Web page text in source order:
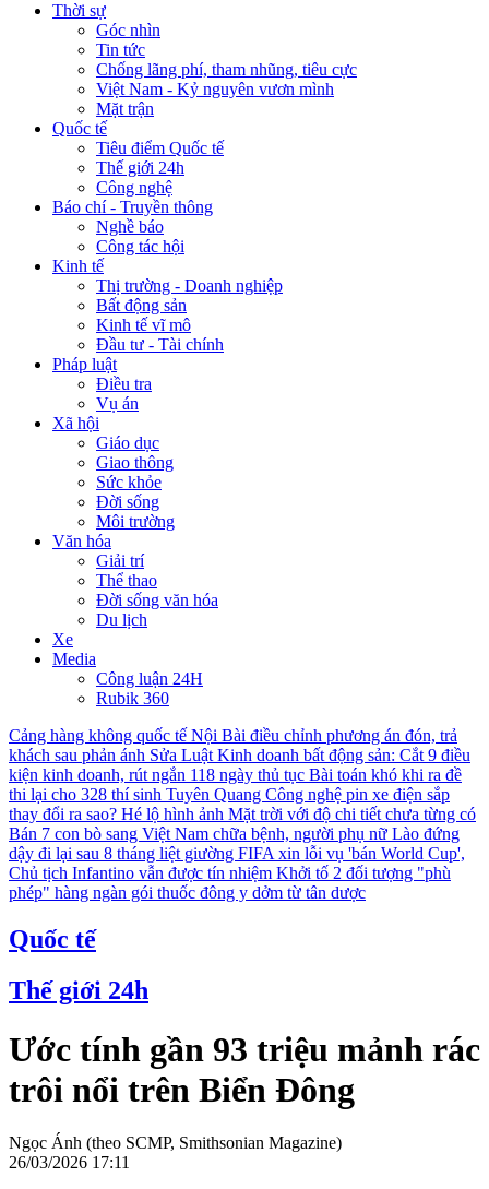
Thời sự
Góc nhìn
Tin tức
Chống lãng phí, tham nhũng, tiêu cực
Việt Nam - Kỷ nguyên vươn mình
Mặt trận
Quốc tế
Tiêu điểm Quốc tế
Thế giới 24h
Công nghệ
Báo chí - Truyền thông
Nghề báo
Công tác hội
Kinh tế
Thị trường - Doanh nghiệp
Bất động sản
Kinh tế vĩ mô
Đầu tư - Tài chính
Pháp luật
Điều tra
Vụ án
Xã hội
Giáo dục
Giao thông
Sức khỏe
Đời sống
Môi trường
Văn hóa
Giải trí
Thể thao
Đời sống văn hóa
Du lịch
Xe
Media
Công luận 24H
Rubik 360
Cảng hàng không quốc tế Nội Bài điều chỉnh phương án đón, trả
khách sau phản ánh Sửa Luật Kinh doanh bất động sản: Cắt 9 điều
kiện kinh doanh, rút ngắn 118 ngày thủ tục Bài toán khó khi ra đề
thi lại cho 328 thí sinh Tuyên Quang Công nghệ pin xe điện sắp
thay đổi ra sao? Hé lộ hình ảnh Mặt trời với độ chi tiết chưa từng có
Bán 7 con bò sang Việt Nam chữa bệnh, người phụ nữ Lào đứng
dậy đi lại sau 8 tháng liệt giường FIFA xin lỗi vụ 'bán World Cup',
Chủ tịch Infantino vẫn được tín nhiệm Khởi tố 2 đối tượng "phù
phép" hàng ngàn gói thuốc đông y dởm từ tân dược
Quốc tế
Thế giới 24h
Ước tính gần 93 triệu mảnh rác
trôi nổi trên Biển Đông
Ngọc Ánh (theo SCMP, Smithsonian Magazine)
26/03/2026 17:11